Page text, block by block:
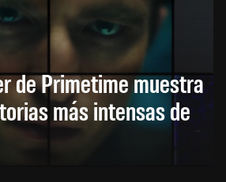
de Primetime muestra
más intensas de